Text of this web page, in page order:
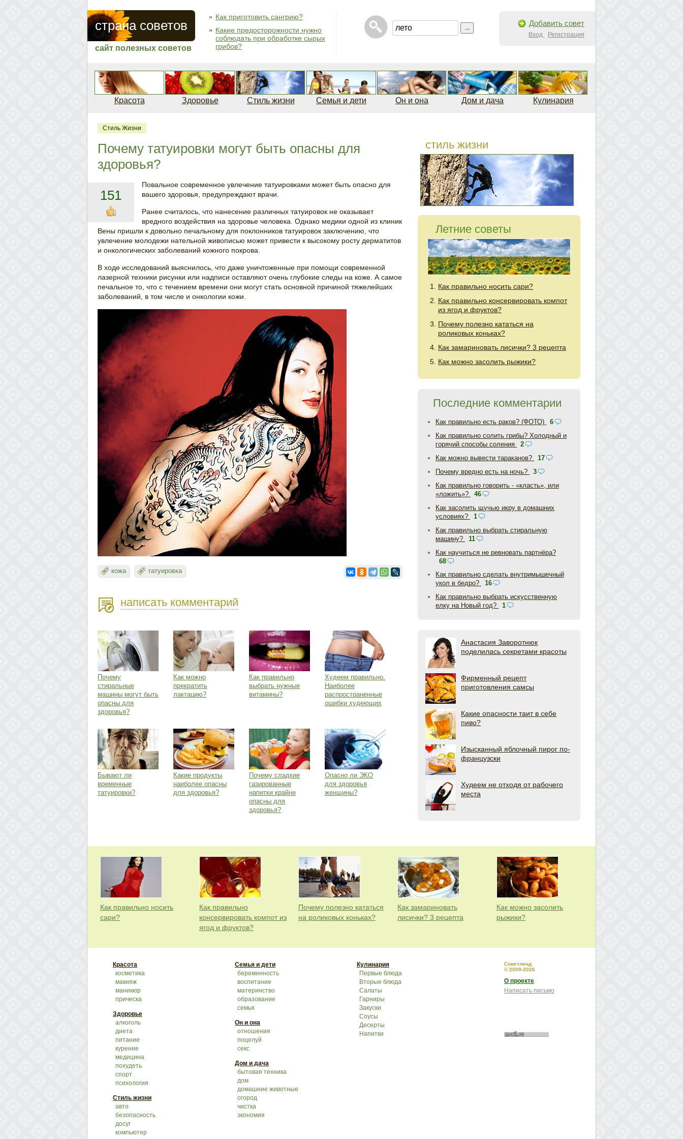
страна советов
сайт полезных советов
Как приготовить сангрию?
Какие предосторожности нужно
соблюдать при обработке сырых
грибов?
Добавить совет
Вход Регистрация
Красота Здоровье Стиль жизни Семья и дети Он и она Дом и дача Кулинария
Стиль Жизни
Почему татуировки могут быть опасны для
здоровья?
151
Повальное современное увлечение татуировками может быть опасно для
вашего здоровья, предупреждают врачи.
Ранее считалось, что нанесение различных татуировок не оказывает
вредного воздействия на здоровье человека. Однако медики одной из клиник
Вены пришли к довольно печальному для поклонников татуировок заключению, что
увлечение молодежи нательной живописью может привести к высокому росту дерматитов
и онкологических заболеваний кожного покрова.
В ходе исследований выяснилось, что даже уничтоженные при помощи современной
лазерной техники рисунки или надписи оставляют очень глубокие следы на коже. А самое
печальное то, что с течением времени они могут стать основной причиной тяжелейших
заболеваний, в том числе и онкологии кожи.
кожа татуировка
написать комментарий
Почему
стиральные
машины могут быть
опасны для
здоровья?
Как можно
прекратить
лактацию?
Как правильно
выбрать нужные
витамины?
Худеем правильно.
Наиболее
распространенные
ошибки худеющих
Бывают ли
временные
татуировки?
Какие продукты
наиболее опасны
для здоровья?
Почему сладкие
газированные
напитки крайне
опасны для
здоровья?
Опасно ли ЭКО
для здоровья
женщины?
стиль жизни
Летние советы
Как правильно носить сари?
Как правильно консервировать компот
из ягод и фруктов?
Почему полезно кататься на
роликовых коньках?
Как замариновать лисички? 3 рецепта
Как можно засолить рыжики?
Последние комментарии
Как правильно есть раков? (ФОТО)
6
Как правильно солить грибы? Холодный и
горячий способы соления
2
Как можно вывести тараканов?
17
Почему вредно есть на ночь?
3
Как правильно говорить - «класть», или
«ложить»?
46
Как засолить щучью икру в домашних
условиях?
1
Как правильно выбрать стиральную
машину?
11
Как научиться не ревновать партнёра?
68
Как правильно сделать внутримышечный
укол в бедро?
16
Как правильно выбрать искусственную
елку на Новый год?
1
Анастасия Заворотнюк
поделилась секретами красоты
Фирменный рецепт
приготовления самсы
Какие опасности таит в себе
пиво?
Изысканный яблочный пирог по-
французски
Худеем не отходя от рабочего
места
Как правильно носить
сари?
Как правильно
консервировать компот из
ягод и фруктов?
Почему полезно кататься
на роликовых коньках?
Как замариновать
лисички? 3 рецепта
Как можно засолить
рыжики?
Красота
косметика
макияж
маникюр
прическа
Здоровье
алкоголь
диета
питание
курение
медицина
похудеть
спорт
психология
Стиль жизни
авто
безопасность
досуг
компьютер
Семья и дети
беременность
воспитание
материнство
образование
семья
Он и она
отношения
поцелуй
секс
Дом и дача
бытовая техника
дом
домашние животные
огород
чистка
экономия
Кулинария
Первые блюда
Вторые блюда
Салаты
Гарниры
Закуски
Соусы
Десерты
Напитки
Советленд
© 2009-2026
О проекте
Написать письмо